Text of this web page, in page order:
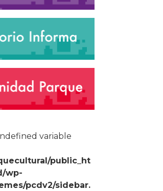
variable
public_ht
wp-
pcdv2/sidebar.